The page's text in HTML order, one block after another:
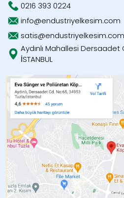
0216 393 0224
info@endustriyelkesim.com
satis@endustriyelkesim.com
Aydınlı Mahallesi Dersaadet
İSTANBUL